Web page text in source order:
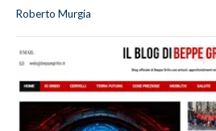
Roberto Murgia